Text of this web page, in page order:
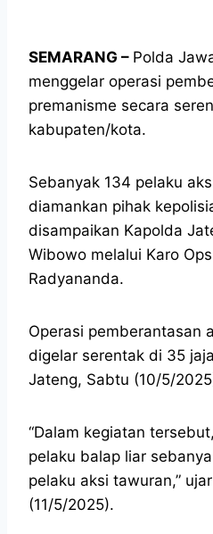
SEMARANG – Polda
menggelar operasi
premanisme secara
kabupaten/kota.
Sebanyak 134 pelaku
diamankan pihak
disampaikan Kapolda
Wibowo melalui Karo
Radyananda.
Operasi pemberantasan
digelar serentak di 35
Jateng, Sabtu (10/5/
“Dalam kegiatan
pelaku balap liar
pelaku aksi tawuran,”
(11/5/2025).